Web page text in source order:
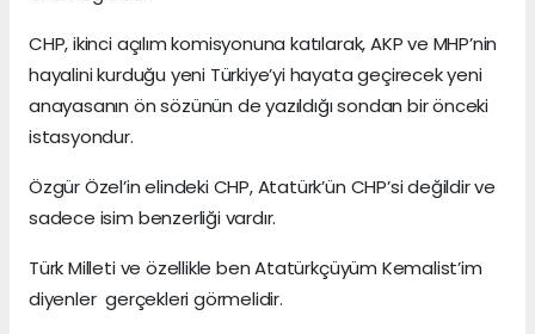
CHP, ikinci açılım komisyonuna katılarak, AKP ve MHP’nin
hayalini kurduğu yeni Türkiye’yi hayata geçirecek yeni
anayasanın ön sözünün de yazıldığı sondan bir önceki
istasyondur.
Özgür Özel’in elindeki CHP, Atatürk’ün CHP’si değildir ve
sadece isim benzerliği vardır.
Türk Milleti ve özellikle ben Atatürkçüyüm Kemalist’im
diyenler gerçekleri görmelidir.